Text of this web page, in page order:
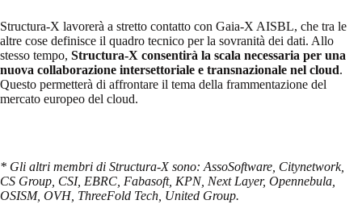
Structura-X lavorerà a stretto contatto con Gaia-X AISBL, che tra le
altre cose definisce il quadro tecnico per la sovranità dei dati. Allo
stesso tempo, Structura-X consentirà la scala necessaria per una
nuova collaborazione intersettoriale e transnazionale nel cloud.
Questo permetterà di affrontare il tema della frammentazione del
mercato europeo del cloud.
* Gli altri membri di Structura-X sono: AssoSoftware, Citynetwork,
CS Group, CSI, EBRC, Fabasoft, KPN, Next Layer, Opennebula,
OSISM, OVH, ThreeFold Tech, United Group.